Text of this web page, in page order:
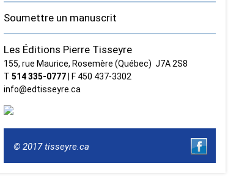
Soumettre un manuscrit
Les Éditions Pierre Tisseyre
155, rue Maurice, Rosemère (Québec) J7A 2S8
T 514 335‑0777| F 450 437‑3302
info@edtisseyre.ca
© 2017 tisseyre.ca